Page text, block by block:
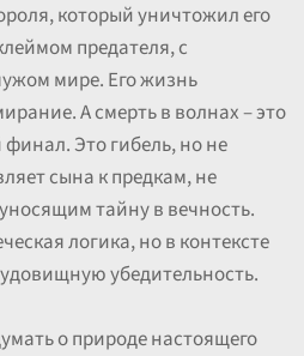
который уничтожил его
предателя, с
мире. Его жизнь
А смерть в волнах – это
Это гибель, но не
сына к предкам, не
тайну в вечность.
логика, но в контексте
убедительность.
о природе настоящего